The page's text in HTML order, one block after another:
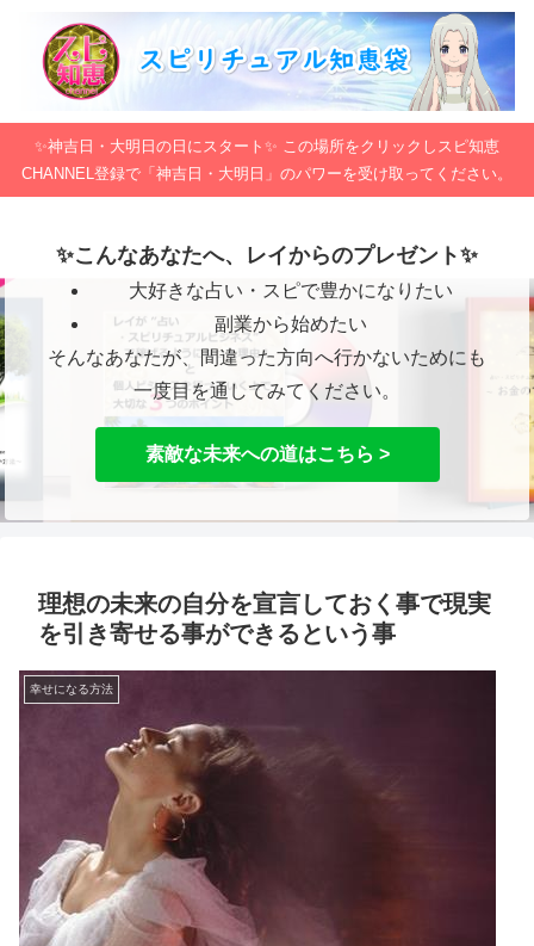
✨神吉日・大明日の日にスタート✨ この場所をクリックしスピ知恵
CHANNEL登録で「神吉日・大明日」のパワーを受け取ってください。
✨こんなあなたへ、レイからのプレゼント✨
大好きな占い・スピで豊かになりたい
副業から始めたい
そんなあなたが、間違った方向へ行かないためにも
一度目を通してみてください。
素敵な未来への道はこちら >
理想の未来の自分を宣言しておく事で現実
を引き寄せる事ができるという事
幸せになる方法